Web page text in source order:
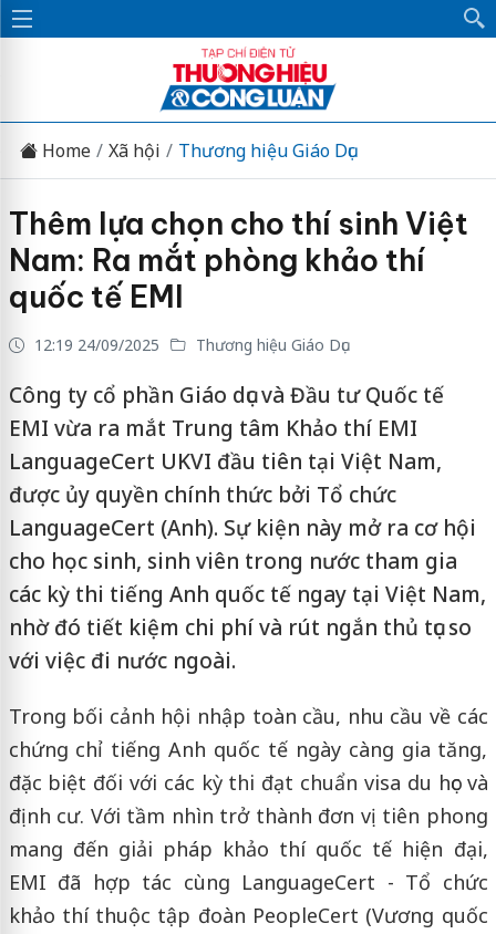
Home Xã hội Thương hiệu Giáo Dục
Thêm lựa chọn cho thí sinh Việt
Nam: Ra mắt phòng khảo thí
quốc tế EMI
12:19 24/09/2025 Thương hiệu Giáo Dục
Công ty cổ phần Giáo dục và Đầu tư Quốc tế
EMI vừa ra mắt Trung tâm Khảo thí EMI
LanguageCert UKVI đầu tiên tại Việt Nam,
được ủy quyền chính thức bởi Tổ chức
LanguageCert (Anh). Sự kiện này mở ra cơ hội
cho học sinh, sinh viên trong nước tham gia
các kỳ thi tiếng Anh quốc tế ngay tại Việt Nam,
nhờ đó tiết kiệm chi phí và rút ngắn thủ tục so
với việc đi nước ngoài.
Trong bối cảnh hội nhập toàn cầu, nhu cầu về các
chứng chỉ tiếng Anh quốc tế ngày càng gia tăng,
đặc biệt đối với các kỳ thi đạt chuẩn visa du học và
định cư. Với tầm nhìn trở thành đơn vị tiên phong
mang đến giải pháp khảo thí quốc tế hiện đại,
EMI đã hợp tác cùng LanguageCert - Tổ chức
khảo thí thuộc tập đoàn PeopleCert (Vương quốc